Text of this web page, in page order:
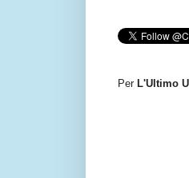
Per L'Ultimo